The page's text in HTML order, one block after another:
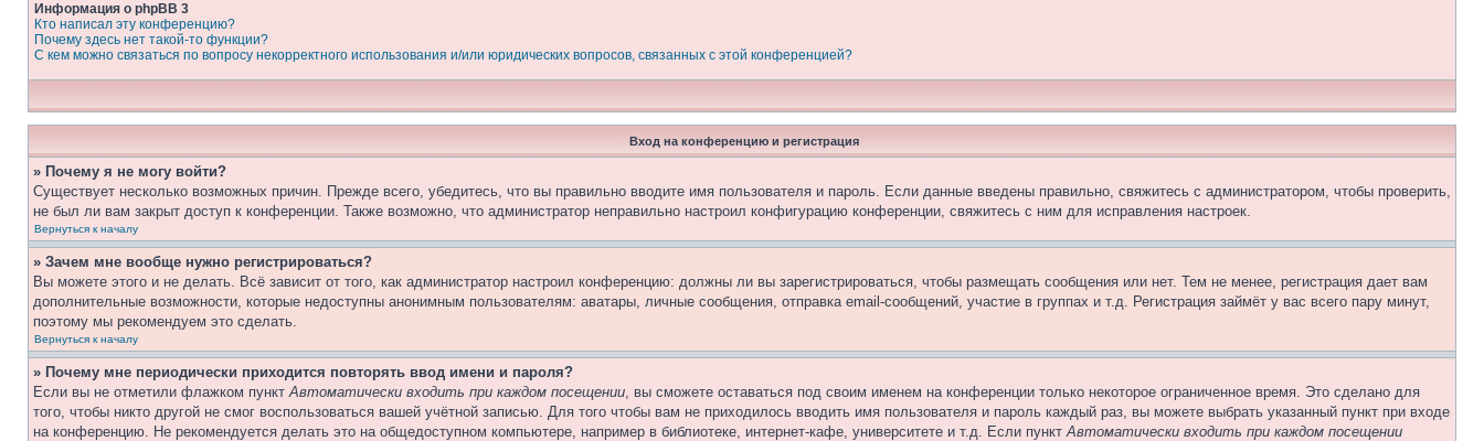
Информация о phpBB 3
Кто написал эту конференцию?
Почему здесь нет такой-то функции?
С кем можно связаться по вопросу некорректного использования и/или юридических вопросов, связанных с этой конференцией?
Вход на конференцию и регистрация
» Почему я не могу войти?
Существует несколько возможных причин. Прежде всего, убедитесь, что вы правильно вводите имя пользователя и пароль. Если данные введены правильно, свяжитесь с администратором, чтобы проверить,
не был ли вам закрыт доступ к конференции. Также возможно, что администратор неправильно настроил конфигурацию конференции, свяжитесь с ним для исправления настроек.
Вернуться к началу
» Зачем мне вообще нужно регистрироваться?
Вы можете этого и не делать. Всё зависит от того, как администратор настроил конференцию: должны ли вы зарегистрироваться, чтобы размещать сообщения или нет. Тем не менее, регистрация дает вам
дополнительные возможности, которые недоступны анонимным пользователям: аватары, личные сообщения, отправка email-сообщений, участие в группах и т.д. Регистрация займёт у вас всего пару минут,
поэтому мы рекомендуем это сделать.
Вернуться к началу
» Почему мне периодически приходится повторять ввод имени и пароля?
Если вы не отметили флажком пунктАвтоматически входить при каждом посещении, вы сможете оставаться под своим именем на конференции только некоторое ограниченное время. Это сделано для
того, чтобы никто другой не смог воспользоваться вашей учётной записью. Для того чтобы вам не приходилось вводить имя пользователя и пароль каждый раз, вы можете выбрать указанный пункт при входе
на конференцию. Не рекомендуется делать это на общедоступном компьютере, например в библиотеке, интернет-кафе, университете и т.д. Если пунктАвтоматически входить при каждом посещении